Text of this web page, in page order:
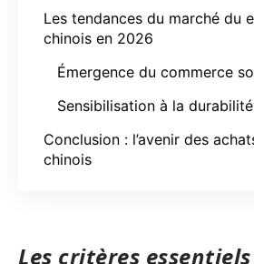
Les tendances du marché du
chinois en 2026
Émergence du commerce
Sensibilisation à la durabilité
Conclusion : l’avenir des
chinois
Les critères